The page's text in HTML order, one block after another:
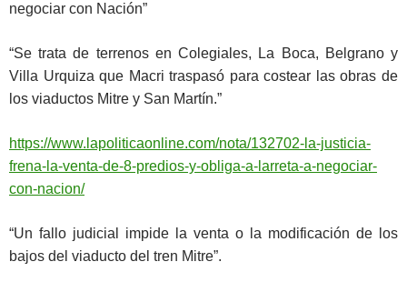
negociar con Nación”
“Se trata de terrenos en Colegiales, La Boca, Belgrano y
Villa Urquiza que Macri traspasó para costear las obras de
los viaductos Mitre y San Martín.”
https://www.lapoliticaonline.com/nota/132702-la-justicia-
frena-la-venta-de-8-predios-y-obliga-a-larreta-a-negociar-
con-nacion/
“Un fallo judicial impide la venta o la modificación de los
bajos del viaducto del tren Mitre”.